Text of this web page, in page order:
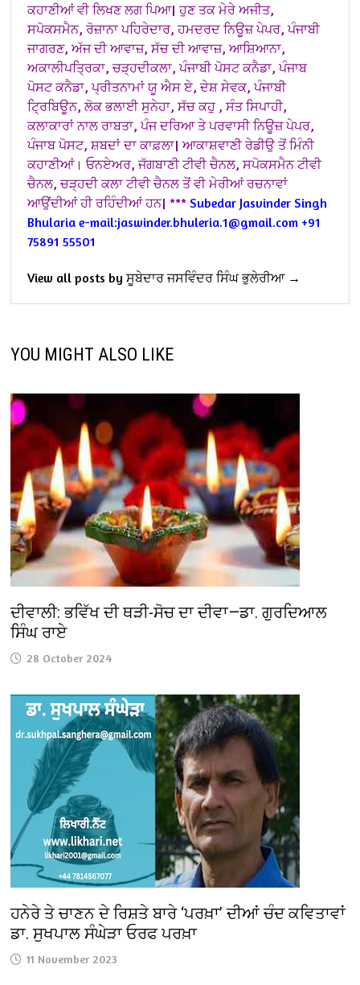
ਕਹਾਣੀਆਂ ਵੀ ਲਿਖਣ ਲਗ ਪਿਆ| ਹੁਣ ਤਕ ਮੇਰੇ ਅਜੀਤ,
ਸਪੋਕਸਮੈਨ, ਰੋਜ਼ਾਨਾ ਪਹਿਰੇਦਾਰ, ਹਮਦਰਦ ਨਿਊਜ਼ ਪੇਪਰ, ਪੰਜਾਬੀ
ਜਾਗਰਣ, ਅੱਜ ਦੀ ਆਵਾਜ਼, ਸੱਚ ਦੀ ਆਵਾਜ਼, ਆਸ਼ਿਆਨਾ,
ਅਕਾਲੀਪਤ੍ਰਿਕਾ, ਚੜ੍ਹਦੀਕਲਾ, ਪੰਜਾਬੀ ਪੋਸਟ ਕਨੈਡਾ, ਪੰਜਾਬ
ਪੋਸਟ ਕਨੈਡਾ, ਪ੍ਰੀਤਨਾਮਾਂ ਯੂ ਐਸ ਏ, ਦੇਸ਼ ਸੇਵਕ, ਪੰਜਾਬੀ
ਟ੍ਰਿਬਿਊਨ, ਲੋਕ ਭਲਾਈ ਸੁਨੇਹਾ, ਸੱਚ ਕਹੁ , ਸੰਤ ਸਿਪਾਹੀ,
ਕਲਾਕਾਰਾਂ ਨਾਲ ਰਾਬਤਾ, ਪੰਜ ਦਰਿਆ ਤੇ ਪਰਵਾਸੀ ਨਿਊਜ਼ ਪੇਪਰ,
ਪੰਜਾਬ ਪੋਸਟ, ਸ਼ਬਦਾਂ ਦਾ ਕਾਫ਼ਲਾ| ਆਕਾਸ਼ਵਾਣੀ ਰੇਡੀਉ ਤੋਂ ਮਿੰਨੀ
ਕਹਾਣੀਆਂ। ਓਨਏਅਰ, ਜੱਗਬਾਣੀ ਟੀਵੀ ਚੈਨਲ, ਸਪੋਕਸਮੈਨ ਟੀਵੀ
ਚੈਨਲ, ਚੜ੍ਹਦੀ ਕਲਾ ਟੀਵੀ ਚੈਨਲ ਤੋਂ ਵੀ ਮੇਰੀਆਂ ਰਚਨਾਵਾਂ
ਆਉਂਦੀਆਂ ਹੀ ਰਹਿੰਦੀਆਂ ਹਨ| ***Subedar Jasvinder Singh
Bhularia e-mail:jaswinder.bhuleria.1@gmail.com +91
75891 55501
View all posts by ਸੂਬੇਦਾਰ ਜਸਵਿੰਦਰ ਸਿੰਘ ਭੁਲੇਰੀਆ →
YOU MIGHT ALSO LIKE
ਦੀਵਾਲੀ: ਭਵਿੱਖ ਦੀ ਥੜੀ-ਸੋਚ ਦਾ ਦੀਵਾ—ਡਾ. ਗੁਰਦਿਆਲ
ਸਿੰਘ ਰਾਏ
28 October 2024
ਹਨੇਰੇ ਤੇ ਚਾਣਨ ਦੇ ਰਿਸ਼ਤੇ ਬਾਰੇ ‘ਪਰਖ਼ਾ’ ਦੀਆਂ ਚੰਦ ਕਵਿਤਾਵਾਂ
ਡਾ. ਸੁਖਪਾਲ ਸੰਘੇੜਾ ਓਰਫ ਪਰਖ਼ਾ
11 November 2023